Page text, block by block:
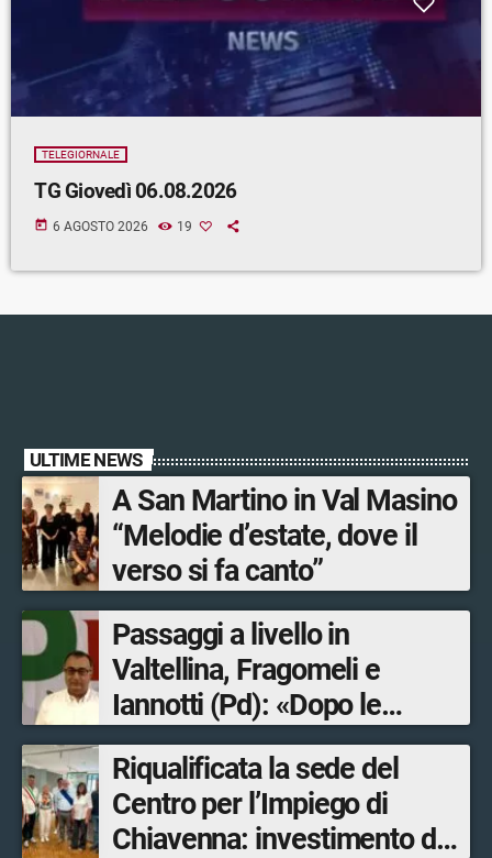
TELEGIORNALE
TG Giovedì 06.08.2026
today 6 AGOSTO 2026 19
ULTIME NEWS
A San Martino in Val Masino
“Melodie d’estate, dove il
verso si fa canto”
Passaggi a livello in
Valtellina, Fragomeli e
Iannotti (Pd): «Dopo le
Olimpiadi solo un terzo delle
opere sostitutive sarà
ultimato entro il 2026»
Riqualificata la sede del
Centro per l’Impiego di
Chiavenna: investimento da